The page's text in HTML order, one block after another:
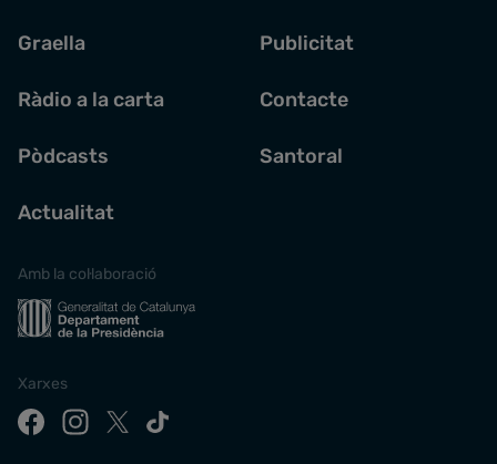
Graella
Ràdio a la carta
Pòdcasts
Actualitat
Publicitat
Contacte
Santoral
Amb la col·laboració
Xarxes